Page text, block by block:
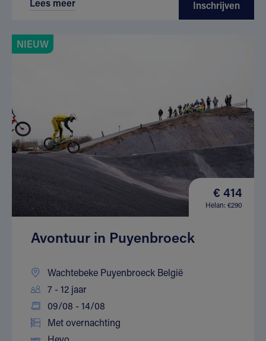
Inschrijven
NIEUW
€ 414
Helan: €290
Avontuur in Puyenbroeck
Wachtebeke Puyenbroeck België
7 - 12 jaar
09/08 - 14/08
Met overnachting